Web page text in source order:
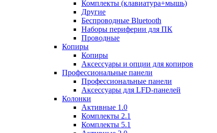
Комплекты (клавиатура+мышь)
Другие
Беспроводные Bluetooth
Наборы периферии для ПК
Проводные
Копиры
Копиры
Аксессуары и опции для копиров
Профессиональные панели
Профессиональные панели
Аксессуары для LFD-панелей
Колонки
Активные 1.0
Комплекты 2.1
Комплекты 5.1